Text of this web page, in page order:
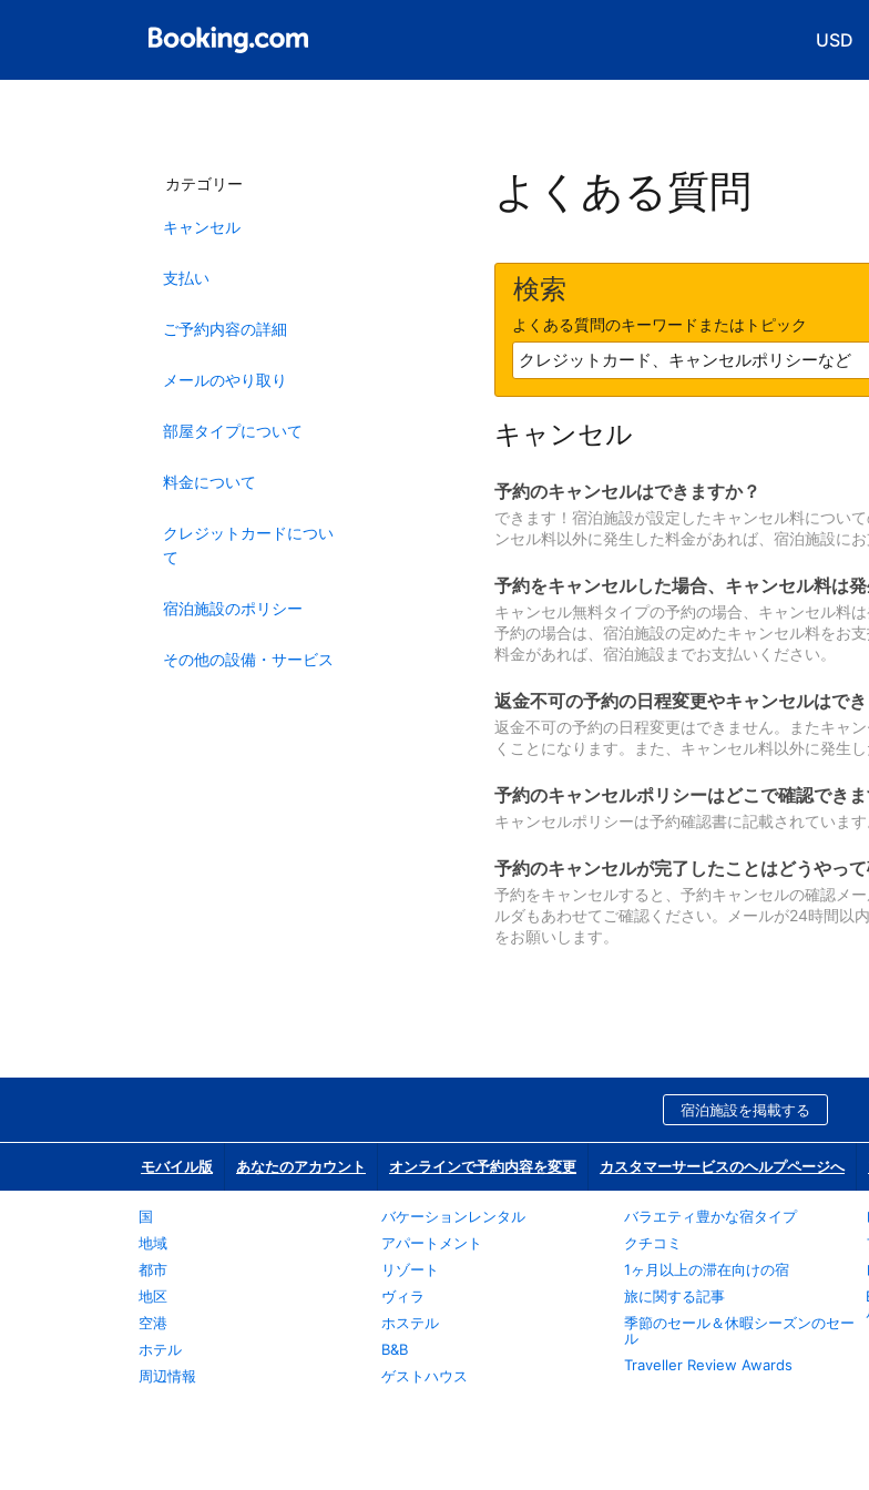
USD
表示
カテゴリー
キャンセル
支払い
ご予約内容の詳細
メールのやり取り
部屋タイプについて
料金について
クレジットカードについ
て
宿泊施設のポリシー
その他の設備・サービス
よくある質問
検索
よくある質問のキーワードまたはトピック
キャンセル
予約のキャンセルはできますか？
できます！宿泊施設が設定したキャンセル料につい
ンセル料以外に発生した料金があれば、宿泊施設にお
予約をキャンセルした場合、キャンセル料は
キャンセル無料タイプの予約の場合、キャンセル料
予約の場合は、宿泊施設の定めたキャンセル料をお
料金があれば、宿泊施設までお支払いください。
返金不可の予約の日程変更やキャンセルはで
返金不可の予約の日程変更はできません。またキャ
くことになります。また、キャンセル料以外に発生
予約のキャンセルポリシーはどこで確認できま
キャンセルポリシーは予約確認書に記載されています
予約のキャンセルが完了したことはどうやっ
予約をキャンセルすると、予約キャンセルの確認メ
ルダもあわせてご確認ください。メールが24時間以
をお願いします。
宿泊施設を掲載する
モバイル版 あなたのアカウント オンラインで予約内容を変更 カスタマーサービスのヘルプページへ
国
地域
都市
地区
空港
ホテル
周辺情報
バケーションレンタル
アパートメント
リゾート
ヴィラ
ホステル
B&B
ゲストハウス
バラエティ豊かな宿タイプ
クチコミ
1ヶ月以上の滞在向けの宿
旅に関する記事
季節のセール＆休暇シーズンのセー
ル
Traveller Review Awards